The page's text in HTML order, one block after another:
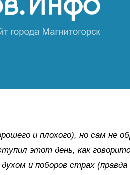
и плохого), но сам не
этот день, как
и поборов страх (правда